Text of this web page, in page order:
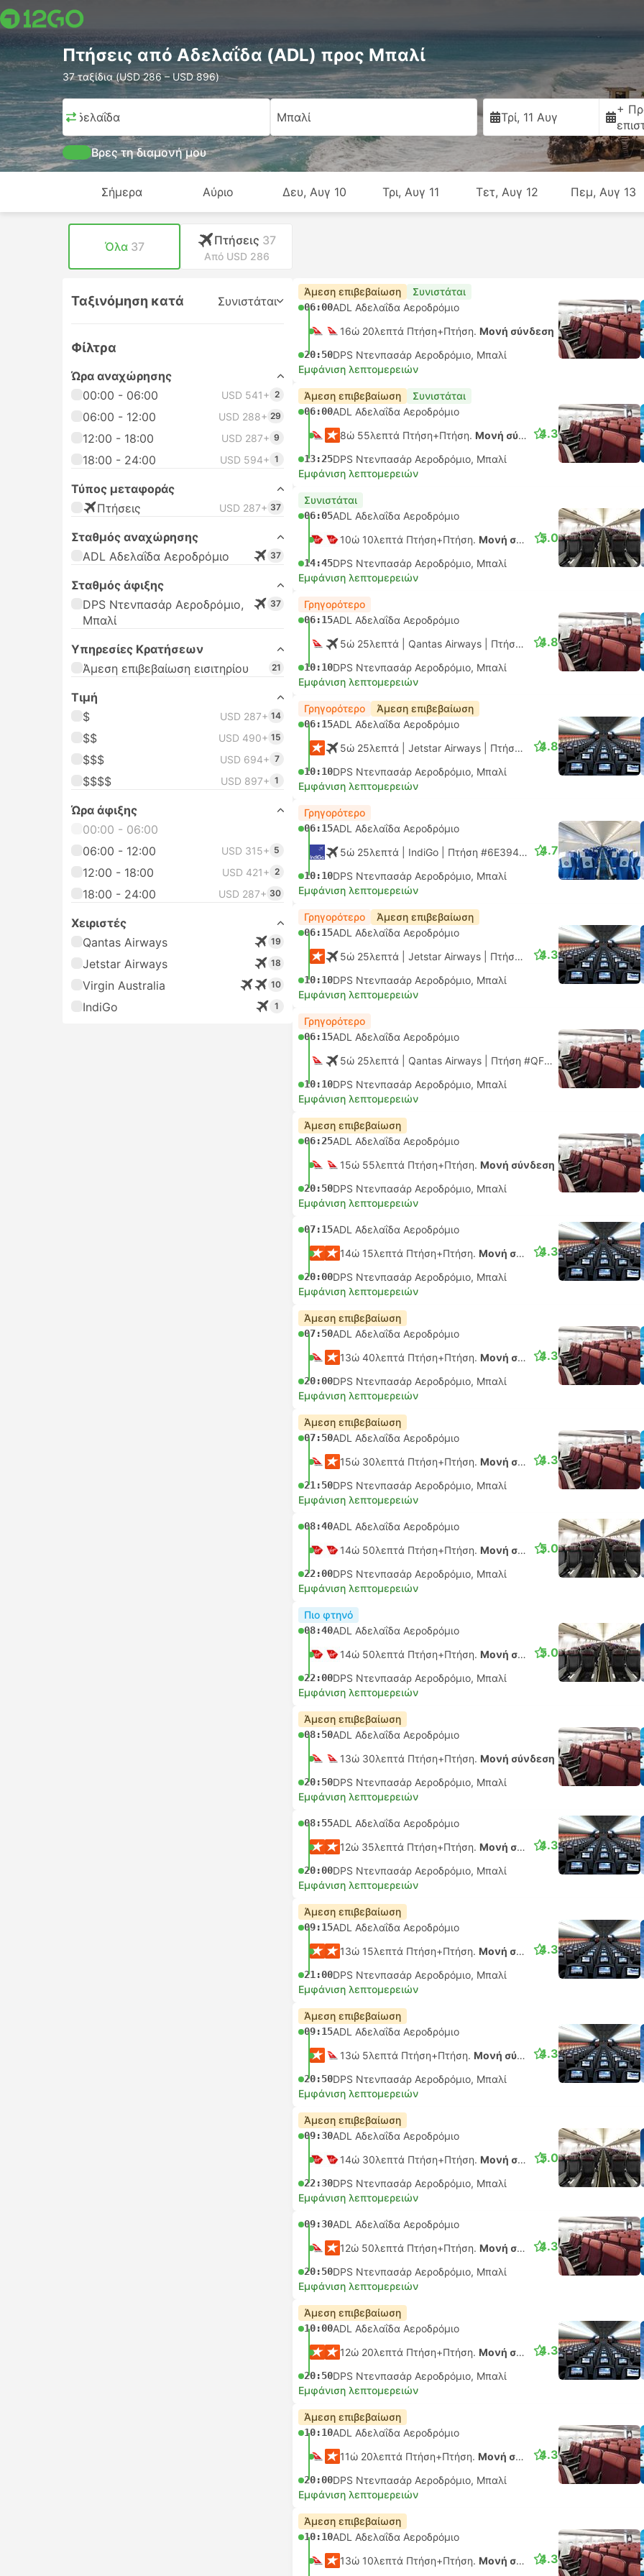
Πτήσεις από Αδελαΐδα (ADL) προς Μπαλί
37 ταξίδια (USD 286 – USD 896)
Αδελαΐδα Μπαλί Τρί, 11 Αυγ
+
Βρες τη διαμονή μου
Σήμερα Αύριο Δευ, Αυγ 10 Τρι, Αυγ 11 Τετ, Αυγ 12 Πεμ, Αυγ 13
Όλα 37 Πτήσεις 37
Από USD 286
Ταξινόμηση κατά Συνιστάται
Φίλτρα
Ώρα αναχώρησης
00:00 - 06:00
USD 541+ 2
06:00 - 12:00 USD 288+ 29
12:00 - 18:00 USD 287+ 9
18:00 - 24:00 USD 594+ 1
Τύπος μεταφοράς
Πτήσεις
USD 287+ 37
Σταθμός αναχώρησης
ADL Αδελαΐδα Αεροδρόμιο
37
Σταθμός άφιξης
DPS Ντενπασάρ Αεροδρόμιο,
Μπαλί
37
Υπηρεσίες Κρατήσεων
Άμεση επιβεβαίωση εισιτηρίου
21
Τιμή
$
USD 287+ 14
$$ USD 490+ 15
$$$ USD 694+ 7
$$$$ USD 897+ 1
Ώρα άφιξης
00:00 - 06:00
06:00 - 12:00
USD 315+ 5
12:00 - 18:00 USD 421+ 2
18:00 - 24:00 USD 287+ 30
Χειριστές
Qantas Airways
19
Jetstar Airways 18
Virgin Australia 10
IndiGo 1
Άμεση επιβεβαίωση Συνιστάται
06:00ADL Αδελαΐδα Αεροδρόμιο
16ώ 20λεπτά Πτήση+Πτήση. Μονή σύνδεση
20:50DPS Ντενπασάρ Αεροδρόμιο, Μπαλί
Εμφάνιση λεπτομερειών
Άμεση επιβεβαίωση Συνιστάται
06:00ADL Αδελαΐδα Αεροδρόμιο
8ώ 55λεπτά Πτήση+Πτήση. Μονή σύνδεση
13:25DPS Ντενπασάρ Αεροδρόμιο, Μπαλί
4.3
Εμφάνιση λεπτομερειών
Συνιστάται
06:05ADL Αδελαΐδα Αεροδρόμιο
10ώ 10λεπτά Πτήση+Πτήση. Μονή σύνδεση
14:45DPS Ντενπασάρ Αεροδρόμιο, Μπαλί
5.0
Εμφάνιση λεπτομερειών
Γρηγορότερο
06:15ADL Αδελαΐδα Αεροδρόμιο
5ώ 25λεπτά | Qantas Airways Πτήση #QF5717 |Οικονομικό
10:10DPS Ντενπασάρ Αεροδρόμιο, Μπαλί
4.8
Εμφάνιση λεπτομερειών
Γρηγορότερο Άμεση επιβεβαίωση
06:15ADL Αδελαΐδα Αεροδρόμιο
5ώ 25λεπτά | Jetstar Airways Πτήση #JQ125 |Οικονομικό
10:10DPS Ντενπασάρ Αεροδρόμιο, Μπαλί
4.8
Εμφάνιση λεπτομερειών
Γρηγορότερο
06:15ADL Αδελαΐδα Αεροδρόμιο
5ώ 25λεπτά | IndiGo Πτήση #6E3944 |Οικονομικό
10:10DPS Ντενπασάρ Αεροδρόμιο, Μπαλί
4.7
Εμφάνιση λεπτομερειών
Γρηγορότερο Άμεση επιβεβαίωση
06:15ADL Αδελαΐδα Αεροδρόμιο
5ώ 25λεπτά | Jetstar Airways Πτήση #JQ125 |Οικονομικό
10:10DPS Ντενπασάρ Αεροδρόμιο, Μπαλί
4.3
Εμφάνιση λεπτομερειών
Γρηγορότερο
06:15ADL Αδελαΐδα Αεροδρόμιο
5ώ 25λεπτά | Qantas Airways Πτήση #QF5717 |Οικονομικό
10:10DPS Ντενπασάρ Αεροδρόμιο, Μπαλί
Εμφάνιση λεπτομερειών
Άμεση επιβεβαίωση
06:25ADL Αδελαΐδα Αεροδρόμιο
15ώ 55λεπτά Πτήση+Πτήση. Μονή σύνδεση
20:50DPS Ντενπασάρ Αεροδρόμιο, Μπαλί
Εμφάνιση λεπτομερειών
07:15ADL Αδελαΐδα Αεροδρόμιο
14ώ 15λεπτά Πτήση+Πτήση. Μονή σύνδεση
20:00DPS Ντενπασάρ Αεροδρόμιο, Μπαλί
4.3
Εμφάνιση λεπτομερειών
Άμεση επιβεβαίωση
07:50ADL Αδελαΐδα Αεροδρόμιο
13ώ 40λεπτά Πτήση+Πτήση. Μονή σύνδεση
20:00DPS Ντενπασάρ Αεροδρόμιο, Μπαλί
4.3
Εμφάνιση λεπτομερειών
Άμεση επιβεβαίωση
07:50ADL Αδελαΐδα Αεροδρόμιο
15ώ 30λεπτά Πτήση+Πτήση. Μονή σύνδεση
21:50DPS Ντενπασάρ Αεροδρόμιο, Μπαλί
4.3
Εμφάνιση λεπτομερειών
08:40ADL Αδελαΐδα Αεροδρόμιο
14ώ 50λεπτά Πτήση+Πτήση. Μονή σύνδεση
22:00DPS Ντενπασάρ Αεροδρόμιο, Μπαλί
5.0
Εμφάνιση λεπτομερειών
Πιο φτηνό
08:40ADL Αδελαΐδα Αεροδρόμιο
14ώ 50λεπτά Πτήση+Πτήση. Μονή σύνδεση
22:00DPS Ντενπασάρ Αεροδρόμιο, Μπαλί
5.0
Εμφάνιση λεπτομερειών
Άμεση επιβεβαίωση
08:50ADL Αδελαΐδα Αεροδρόμιο
13ώ 30λεπτά Πτήση+Πτήση. Μονή σύνδεση
20:50DPS Ντενπασάρ Αεροδρόμιο, Μπαλί
Εμφάνιση λεπτομερειών
08:55ADL Αδελαΐδα Αεροδρόμιο
12ώ 35λεπτά Πτήση+Πτήση. Μονή σύνδεση
20:00DPS Ντενπασάρ Αεροδρόμιο, Μπαλί
4.3
Εμφάνιση λεπτομερειών
Άμεση επιβεβαίωση
09:15ADL Αδελαΐδα Αεροδρόμιο
13ώ 15λεπτά Πτήση+Πτήση. Μονή σύνδεση
21:00DPS Ντενπασάρ Αεροδρόμιο, Μπαλί
4.3
Εμφάνιση λεπτομερειών
Άμεση επιβεβαίωση
09:15ADL Αδελαΐδα Αεροδρόμιο
13ώ 5λεπτά Πτήση+Πτήση. Μονή σύνδεση
20:50DPS Ντενπασάρ Αεροδρόμιο, Μπαλί
4.3
Εμφάνιση λεπτομερειών
Άμεση επιβεβαίωση
09:30ADL Αδελαΐδα Αεροδρόμιο
14ώ 30λεπτά Πτήση+Πτήση. Μονή σύνδεση
22:30DPS Ντενπασάρ Αεροδρόμιο, Μπαλί
5.0
Εμφάνιση λεπτομερειών
09:30ADL Αδελαΐδα Αεροδρόμιο
12ώ 50λεπτά Πτήση+Πτήση. Μονή σύνδεση
20:50DPS Ντενπασάρ Αεροδρόμιο, Μπαλί
4.3
Εμφάνιση λεπτομερειών
Άμεση επιβεβαίωση
10:00ADL Αδελαΐδα Αεροδρόμιο
12ώ 20λεπτά Πτήση+Πτήση. Μονή σύνδεση
20:50DPS Ντενπασάρ Αεροδρόμιο, Μπαλί
4.3
Εμφάνιση λεπτομερειών
Άμεση επιβεβαίωση
10:10ADL Αδελαΐδα Αεροδρόμιο
11ώ 20λεπτά Πτήση+Πτήση. Μονή σύνδεση
20:00DPS Ντενπασάρ Αεροδρόμιο, Μπαλί
4.3
Εμφάνιση λεπτομερειών
Άμεση επιβεβαίωση
10:10ADL Αδελαΐδα Αεροδρόμιο
13ώ 10λεπτά Πτήση+Πτήση. Μονή σύνδεση 4.3